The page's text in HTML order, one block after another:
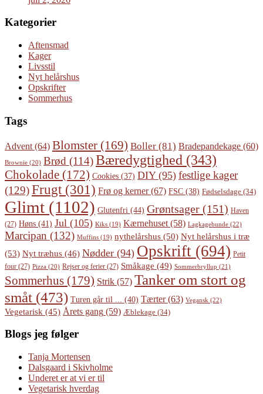
Kategorier
Aftensmad
Kager
Livsstil
Nyt helårshus
Opskrifter
Sommerhus
Tags
Advent (64) Blomster (169) Boller (81) Bradepandekage (60)
Brownie (20) Brød (114)Bæredygtighed (343)
Chokolade (172) Cookies (37) DIY(95) festlige kager
(129)Frugt (301) Frø og kerner(67) FSC (38) Fødselsdage (34)
Glimt (1102) Glutenfri (44) Grøntsager (151) Haven
(27) Høns (41) Jul (105) Kiks (19) Kærnehuset (58) Lagkagebunde (22)
Marcipan (132) Muffins (19) nythelårshus (50) Nyt helårshus i træ
(53) Nyt træhus (46) Nødder (94) Opskrift (694) Petit
four (27) Pizza (20) Rejser og ferier (27) Småkage (49) Sommerbryllup (21)
Sommerhus (179) Strik (57) Tanker om stort og
småt (473) Turen går til ... (40) Tærter(63) Vegansk (22)
Vegetarisk (45) Årets gang (59) Æblekage (34)
Blogs jeg følger
Tanja Mortensen
Dalsgaard i Skivholme
Underet er at vi er til
Vegetarisk hverdag